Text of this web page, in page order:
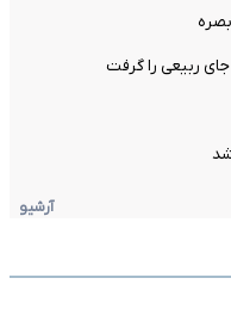
ربیعی را گرفت
آرشیو